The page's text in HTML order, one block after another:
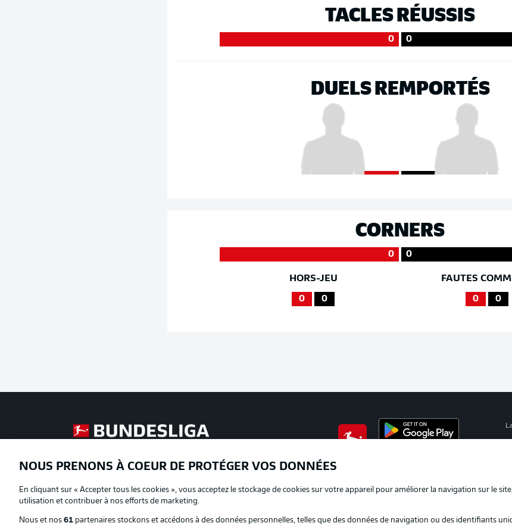
TACLES RÉUSSIS
0 0
DUELS REMPORTÉS
CORNERS
0 0
HORS-JEU
0 0
FAUTES
0 0
NOUS PRENONS À COEUR DE PROTÉGER VOS DONNÉES
En cliquant sur « Accepter tous les cookies », vous acceptez le stockage de cookies sur votre appareil pour améliorer la navigation sur le
utilisation et contribuer à nos efforts de marketing.
Nous et nos 61 partenaires stockons et accédons à des données personnelles, telles que des données de navigation ou des identifiants